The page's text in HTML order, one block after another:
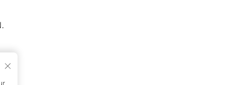
sa mga user na mapagmahal sa kalusugan.
na ito ay ang tiyak na suporta nito sa leeg. Ang Food-grade
ang paghihirap sa cervical spine. Para sa mga biyahero, isang